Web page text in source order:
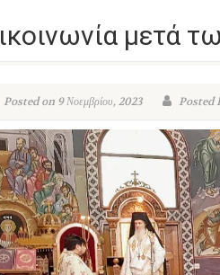
μετά
Posted on 9 Νοεμβρίου, 2023 Posted